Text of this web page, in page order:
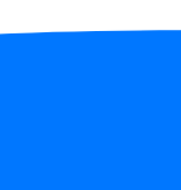
место